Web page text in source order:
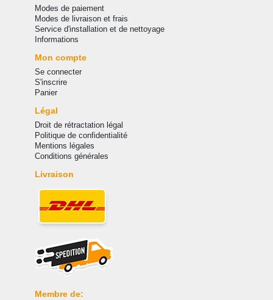
Modes de paiement
Modes de livraison et frais
Service d'installation et de nettoyage
Informations
Mon compte
Se connecter
S'inscrire
Panier
Légal
Droit de rétractation légal
Politique de confidentialité
Mentions légales
Conditions générales
Livraison
Membre de: